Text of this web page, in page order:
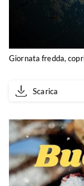
Giornata fredda,
Scarica